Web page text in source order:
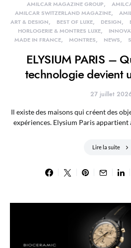
AMILCAR MAGAZINE GROUP
AMILCAR SWITZERLAND MAGAZINE
ART & DESIGN
BEST OF LUXE DESIGN
HORLOGERIE & MONTRES LUXE
MADE IN FRANCE
MONTRES NEWS
ELYSIUM PARIS –
technologie devient
27 juillet
Il existe des maisons qui créent des
expériences. Elysium Paris appartient
Lire la suite